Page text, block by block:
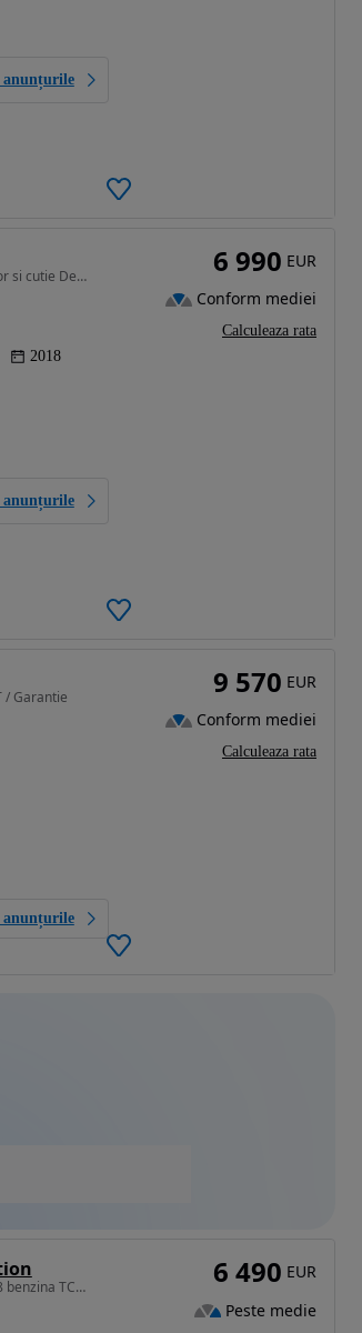
anunțurile
1197 cm3 • 115 CP • 1 An garantie pentru motor si cutie Defend Car Protect
2018
anunțurile
6 990 EUR
Conform mediei
Calculeaza rata
/ Garantie
anunțurile
9 570 EUR
Conform mediei
Calculeaza rata
898 cm3 • 90 CP • Model ~ CELEBRATION ~ 898 benzina TCe ~ 90 CP ~ Euro 6 ~ NAVIGATIE 6 490 EUR
Peste medie